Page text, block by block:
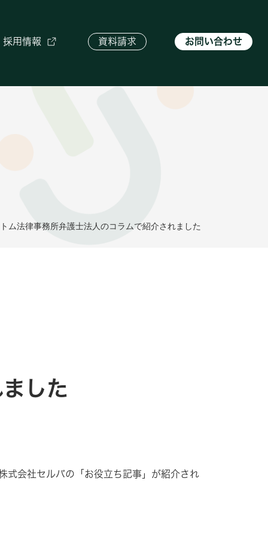
採用情報 資料請求 お問い合わせ
ム法律事務所弁護士法人のコラムで紹介されました
した
式会社セルバの「お役立ち記事」が紹介され